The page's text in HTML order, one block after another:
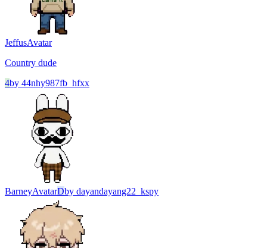
JeffusAvatar
Country dude
4by 44nhy987fb_hfxx
BarneyAvatarDby dayandayang22_kspy